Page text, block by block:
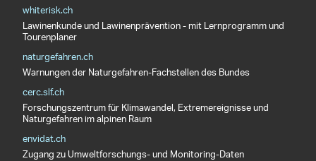
whiterisk.ch
Lawinenkunde und Lawinenprävention - mit Lernprogramm und
Tourenplaner
naturgefahren.ch
Warnungen der Naturgefahren-Fachstellen des Bundes
cerc.slf.ch
Forschungszentrum für Klimawandel, Extremereignisse und
Naturgefahren im alpinen Raum
envidat.ch
Zugang zu Umweltforschungs- und Monitoring-Daten